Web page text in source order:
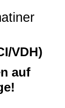
VDH)
auf